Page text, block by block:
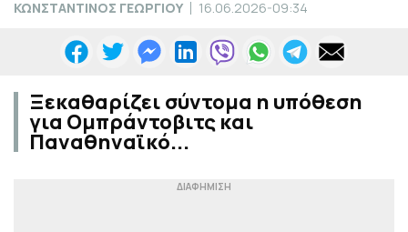
ΚΩΝΣΤΑΝΤΙΝΟΣ ΓΕΩΡΓΙΟΥ 16.06.2026-09:34
Ξεκαθαρίζει σύντομα η υπόθεση
για Ομπράντοβιτς και
Παναθηναϊκό...